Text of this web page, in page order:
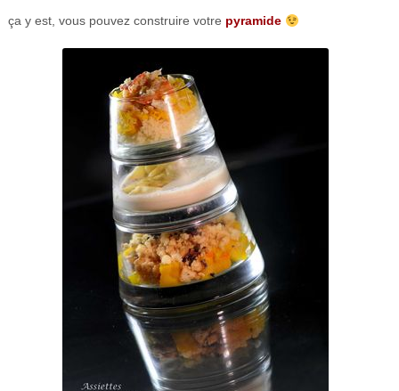
ça y est, vous pouvez construire votre pyramide